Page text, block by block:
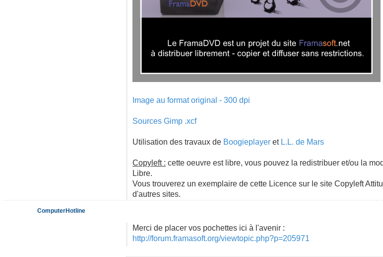
Image au format original - 300 dpi
Sources Gimp .xcf
Utilisation des travaux de Boogieplayeret L.L. de Mars
Copyleft : cette oeuvre est libre, vous pouvez la redistribuer et/ou la
Libre.
Vous trouverez un exemplaire de cette Licence sur le site Copyleft
d'autres sites.
Merci de placer vos pochettes ici à l'avenir :
http://forum.framasoft.org/viewtopic.php?p=205971
ComputerHotline